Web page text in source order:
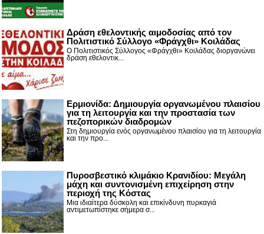
Δράση εθελοντικής αιμοδοσίας από τον
Πολιτιστικό Σύλλογο «Φράγχθι» Κοιλάδας
Ο Πολιτιστικός Σύλλογος «Φράγχθι» Κοιλάδας διοργανώνει
δράση εθελοντικ...
Ερμιονίδα: Δημιουργία οργανωμένου πλαισίου
για τη λειτουργία και την προστασία των
πεζοπορικών διαδρομών
Στη δημιουργία ενός οργανωμένου πλαισίου για τη λειτουργία
και την προ...
Πυροσβεστικό κλιμάκιο Κρανιδίου: Μεγάλη
μάχη και συντονισμένη επιχείρηση στην
περιοχή της Κόστας
Μια ιδιαίτερα δύσκολη και επικίνδυνη πυρκαγιά
αντιμετωπίστηκε σήμερα σ...